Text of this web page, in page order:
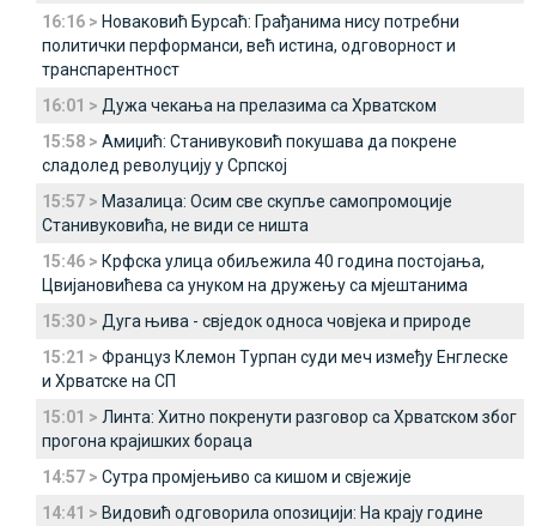
16:16 > Новаковић Бурсаћ: Грађанима нису потребни
политички перформанси, већ истина, одговорност и
транспарентност
16:01 > Дужа чекања на прелазима са Хрватском
15:58 > Амиџић: Станивуковић покушава да покрене
сладолед револуцију у Српској
15:57 > Мазалица: Осим све скупље самопромоције
Станивуковића, не види се ништа
15:46 > Крфска улица обиљежила 40 година постојања,
Цвијановићева са унуком на дружењу са мјештанима
15:30 > Дуга њива - свједок односа човјека и природе
15:21 > Француз Клемон Турпан суди меч између Енглеске
и Хрватске на СП
15:01 > Линта: Хитно покренути разговор са Хрватском због
прогона крајишких бораца
14:57 > Сутра промјењиво са кишом и свјежије
14:41 > Видовић одговорила опозицији: На крају године